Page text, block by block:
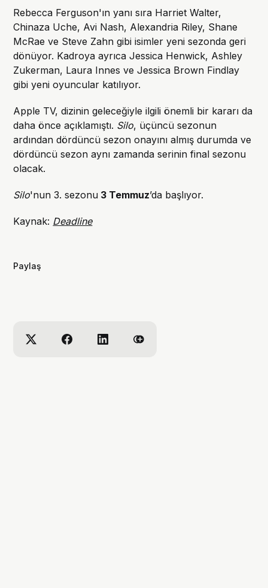
Rebecca Ferguson'ın yanı sıra Harriet Walter,
Chinaza Uche, Avi Nash, Alexandria Riley, Shane
McRae ve Steve Zahn gibi isimler yeni sezonda geri
dönüyor. Kadroya ayrıca Jessica Henwick, Ashley
Zukerman, Laura Innes ve Jessica Brown Findlay
gibi yeni oyuncular katılıyor.
Apple TV, dizinin geleceğiyle ilgili önemli bir kararı da
daha önce açıklamıştı. Silo, üçüncü sezonun
ardından dördüncü sezon onayını almış durumda ve
dördüncü sezon aynı zamanda serinin final sezonu
olacak.
Silo'nun 3. sezonu 3 Temmuz’da başlıyor.
Kaynak: Deadline
Paylaş